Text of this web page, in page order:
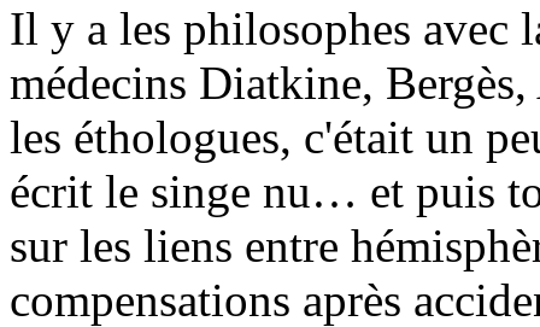
Il y a les philosophes avec
médecins Diatkine,
les éthologues, c'était un
écrit le singe nu… et puis
sur les liens entre
compensations après